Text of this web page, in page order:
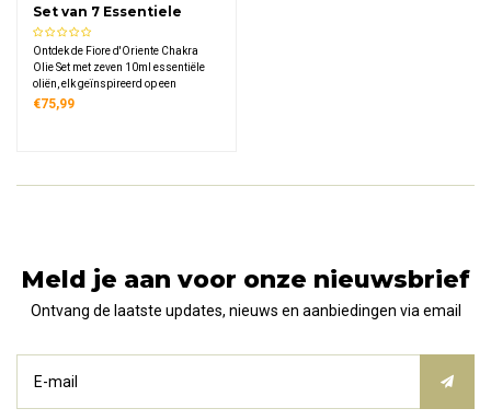
Set van 7 Essentiele
Chakra Oliën
Ontdek de Fiore d'Oriente Chakra
Olie Set met zeven 10ml essentiële
oliën, elk geïnspireerd op een
specifiek chakra voor een ritueel
€75,99
Meld je aan voor onze nieuwsbrief
Ontvang de laatste updates, nieuws en aanbiedingen via email